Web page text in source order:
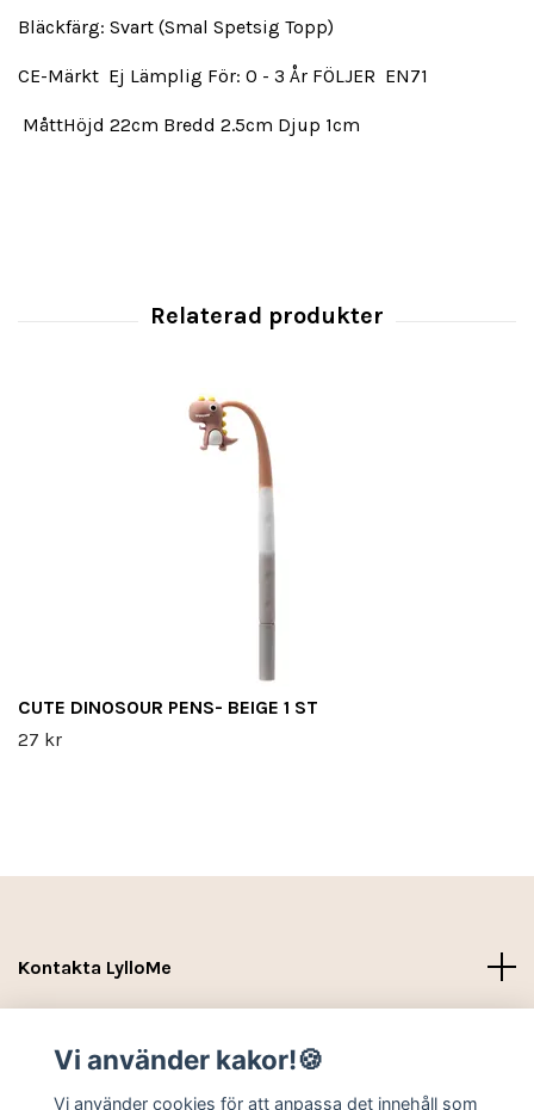
Bläckfärg: Svart (Smal Spetsig Topp)
CE-Märkt Ej Lämplig För: 0 - 3 År FÖLJER EN71
MåttHöjd 22cm Bredd 2.5cm Djup 1cm
CUTE DINOSOUR PENS- BEIGE 1 ST
27 kr
Kontakta LylloMe
Sociala medier
Vi använder kakor!🍪
Vi använder cookies för att anpassa det innehåll som